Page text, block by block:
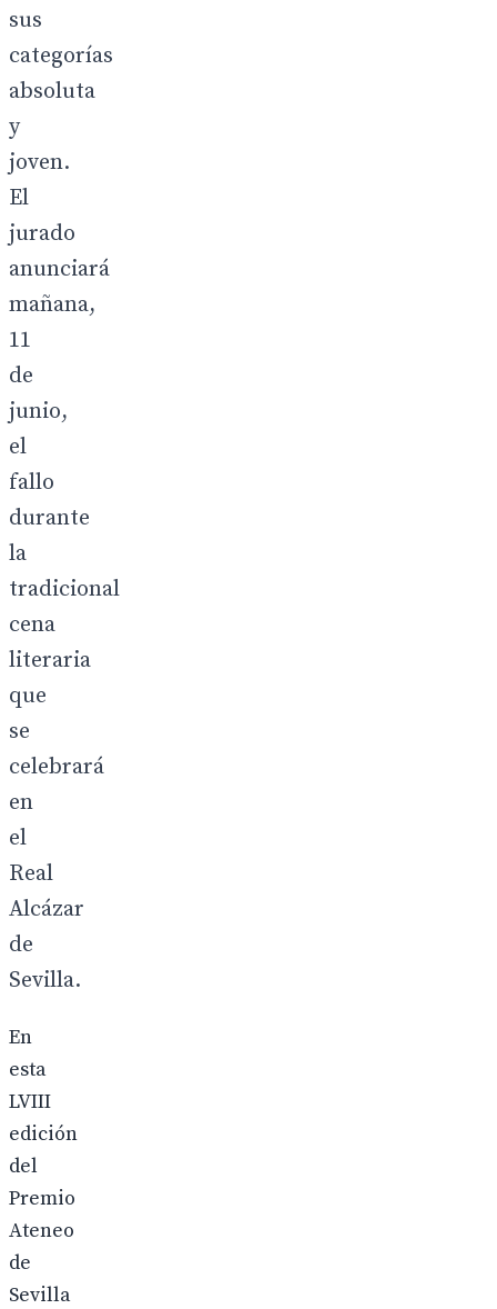
sus
categorías
absoluta
y
joven.
El
jurado
anunciará
mañana,
11
de
junio,
el
fallo
durante
la
tradicional
cena
literaria
que
se
celebrará
en
el
Real
Alcázar
de
Sevilla.
En
esta
LVIII
edición
del
Premio
Ateneo
de
Sevilla